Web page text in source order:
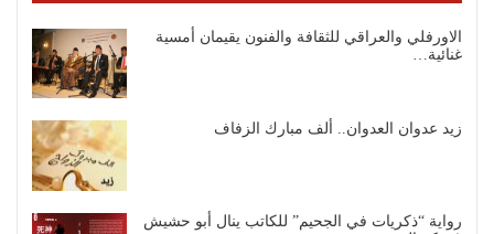
الاورفلي والعراقي للثقافة والفنون يقيمان أمسية
غنائية…
زيد عدوان العدوان.. ألف مبارك الزفاف
رواية “ذكريات في الجحيم” للكاتب ينال أبو حشيش